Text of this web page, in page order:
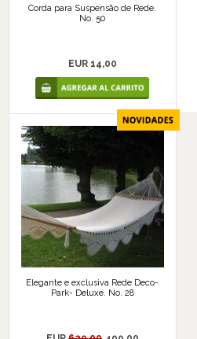
Corda para Suspensão de Rede.
No. 50
EUR 14,00
Elegante e exclusiva Rede Deco-
Park- Deluxe. No. 28